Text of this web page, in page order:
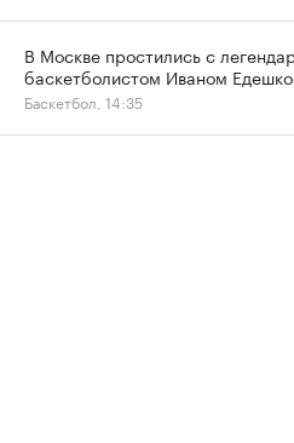
В Москве простились с
баскетболистом Иваном Едешко
Баскетбол, 14:35